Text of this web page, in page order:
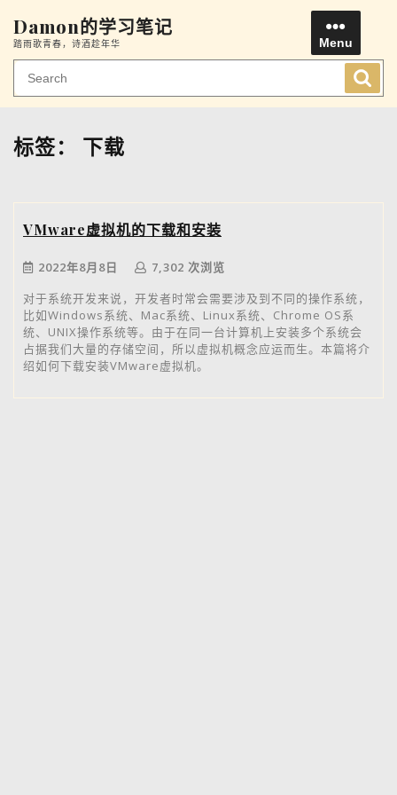
to
content
Damon的学习笔记
踏雨歌青春，诗酒趁年华 Menu
标签： 下载
VMware虚拟机的下载和安装
2022年8月8日
7,302 次浏览
对于系统开发来说，开发者时常会需要涉及到不同的操作系统，
比如Windows系统、Mac系统、Linux系统、Chrome OS系
统、UNIX操作系统等。由于在同一台计算机上安装多个系统会
占据我们大量的存储空间，所以虚拟机概念应运而生。本篇将介
绍如何下载安装VMware虚拟机。